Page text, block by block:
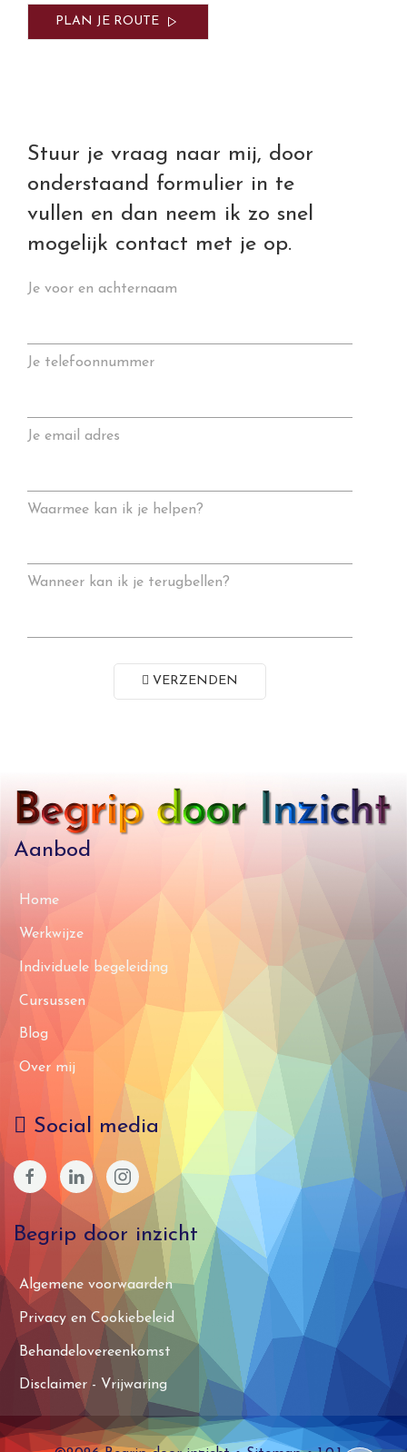
PLAN JE ROUTE
Stuur je vraag naar mij, door
onderstaand formulier in te
vullen en dan neem ik zo snel
mogelijk contact met je op.
Je voor en achternaam
Je telefoonnummer
Je email adres
Waarmee kan ik je helpen?
Wanneer kan ik je terugbellen?
VERZENDEN
Aanbod
Home
Werkwijze
Individuele begeleiding
Cursussen
Blog
Over mij
Social media
Begrip door inzicht
Algemene voorwaarden
Privacy en Cookiebeleid
Behandelovereenkomst
Disclaimer - Vrijwaring